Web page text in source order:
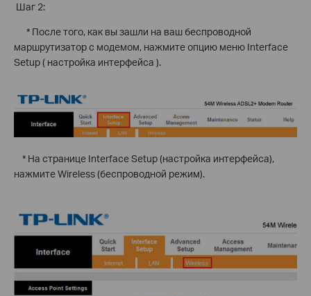
Шаг 2:
* После того, как вы зашли на ваш беспроводной
маршрутизатор с модемом, нажмите опцию меню Interface
Setup ( настройка интерфейса ).
* На странице Interface Setup (настройка интерфейса),
нажмите Wireless (беспроводной режим).